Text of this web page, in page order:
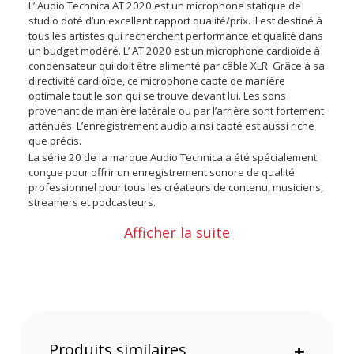
L’ Audio Technica AT 2020 est un microphone statique de
studio doté d’un excellent rapport qualité/prix. Il est destiné à
tous les artistes qui recherchent performance et qualité dans
un budget modéré. L’ AT 2020 est un microphone cardioïde à
condensateur qui doit être alimenté par câble XLR. Grâce à sa
directivité cardioïde, ce microphone capte de manière
optimale tout le son qui se trouve devant lui. Les sons
provenant de manière latérale ou par l’arrière sont fortement
atténués. L’enregistrement audio ainsi capté est aussi riche
que précis.
La série 20 de la marque Audio Technica a été spécialement
conçue pour offrir un enregistrement sonore de qualité
professionnel pour tous les créateurs de contenu, musiciens,
streamers et podcasteurs.
Points forts du microphone cardioïde à électret Audio
Afficher la suite